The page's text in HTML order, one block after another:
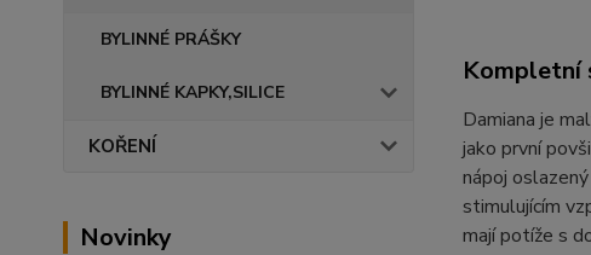
BYLINNÉ PRÁŠKY
BYLINNÉ KAPKY,SILICE
KOŘENÍ
Novinky
Kompletní
Damiana je
jako první
nápoj
stimulujícím
mají potíže s